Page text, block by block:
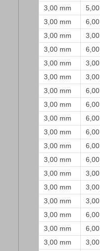
3,00 mm
3,00 mm
3,00 mm
3,00 mm
3,00 mm
3,00 mm
3,00 mm
3,00 mm
3,00 mm
3,00 mm
3,00 mm
3,00 mm
3,00 mm
3,00 mm
3,00 mm
3,00 mm
3,00 mm
3,00 mm